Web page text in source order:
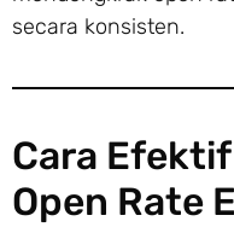
secara konsisten.
Cara
Open Rate